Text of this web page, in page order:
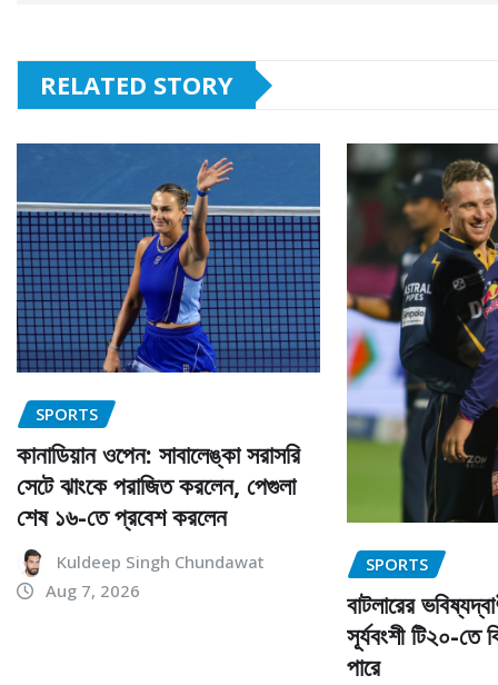
RELATED STORY
SPORTS
কানাডিয়ান ওপেন: সাবালেঙ্কা সরাসরি
সেটে ঝাংকে পরাজিত করলেন, পেগুলা
শেষ ১৬-তে প্রবেশ করলেন
Kuldeep Singh Chundawat
Aug 7, 2026
SPORTS
বাটলারের
সূর্যবংশী টি২০-তে
পারে